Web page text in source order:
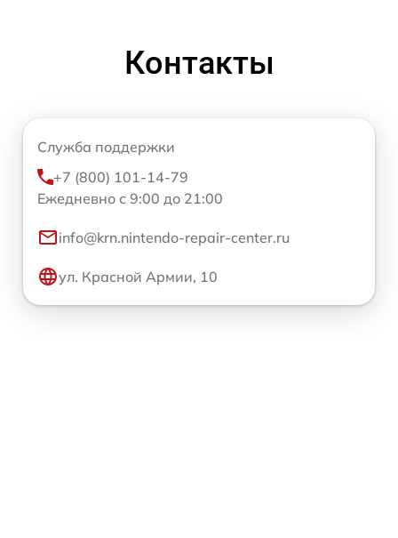
Контакты
Служба поддержки
+7 (800) 101-14-79
Ежедневно с 9:00 до 21:00
info@krn.nintendo-repair-center.ru
ул. Красной Армии, 10